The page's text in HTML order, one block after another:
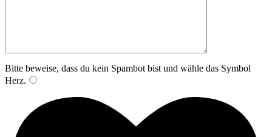
Bitte beweise, dass du kein Spambot bist und wähle das Symbol
Herz.